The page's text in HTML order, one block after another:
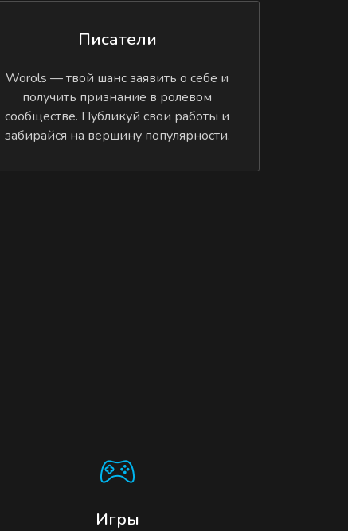
Писатели
Worols — твой шанс заявить о себе и
получить признание в ролевом
сообществе. Публикуй свои работы и
забирайся на вершину популярности.
Игры